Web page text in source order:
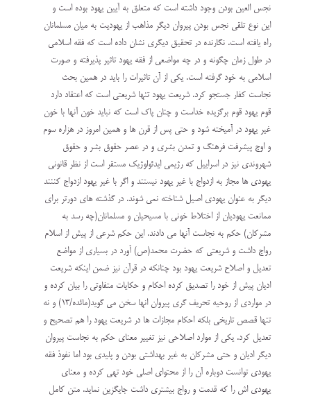
نجس العین بودن وجود داشته است که متعلق به آیین یهود بوده است و
این نوع تلقی نجس بودن پیروان دیگر مذاهب از یهودیت به میان مسلمانان
راه یافته است. نگارنده در تحقیق دیگری نشان داده است که فقه اسلامی
در طول زمان چگونه و در چه مواضعی از فقه یهود تاثیر پذیرفته و صورت
اسلامی به خود گرفته است. یکی از آن تاثیرات را باید در همین بحث
نجاست کفار جستجو کرد. شریعت یهود تنها شریعتی است که اعتقاد دارد
قوم یهود قوم برگزیده خداست و چنان پاک است که نباید خون آنها با خون
غیر یهود در آمیخته شود و حتی پس از قرن ها و همین امروز در هزاره سوم
و اوج پیشرفت فرهنگ و تمدن بشری و در عصر حقوق بشر و حقوق
شهروندی نیز در اسراییل که رژیمی ایدئولوژیک مستقر است از نظر قانونی
یهودی ها مجاز به ازدواج با غیر یهود نیستند و اگر با غیر یهود ازدواج کننند
دیگر به عنوان یهودی اصیل شناخته نمی شوند. در گذشته های دورتر برای
ممانعت یهودیان از اختلاط خونی با مسیحیان و مسلمانان(چه رسد به
مشرکان) حکم به نجاست آنها می دادند. این حکم شرعی از پیش از اسلام
رواج داشت و شریعتی که حضرت محمد(ص) آورد در بسیاری از مواضع
تعدیل و اصلاح شریعت یهود بود چنانکه در قرآن نیز ضمن اینکه شریعت
ادیان پیش از خود را تصدیق کرده احکام و حکایات متفاوتی را بیان کرده و
در مواردی از روحیه تحریف گری پیروان انها سخن می گوید(مائده/13) و نه
تنها قصص تاریخی بلکه احکام مجازات ها در شریعت یهود را هم تصحیح و
تعدیل کرد. یکی از موارد اصلاحی نیز تغییر معنای حکم به نجاست پیروان
دیگر ادیان و حتی مشرکان به غیر بهداشتی بودن و پلیدی بود اما نفوذ فقه
یهودی توانست دوباره آن را از محتوای اصلی خود تهی کرده و معنای
یهودی اش را که قدمت و رواج بیشتری داشت جایگزین نماید. متن کامل